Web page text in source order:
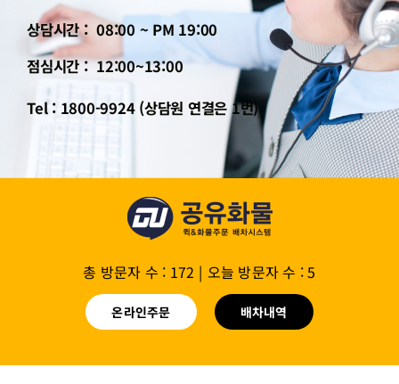
상담시간 : 08:00 ~ PM 19:00
점심시간 : 12:00~13:00
Tel : 1800-9924 (상담원 연결은 1번)
총 방문자 수 : 172 | 오늘 방문자 수 : 5
온라인주문 배차내역